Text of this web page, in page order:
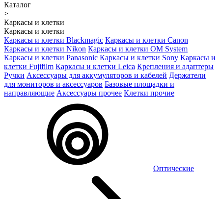
Каталог
>
Каркасы и клетки
Каркасы и клетки
Каркасы и клетки Blackmagic Каркасы и клетки Canon
Каркасы и клетки Nikon Каркасы и клетки OM System
Каркасы и клетки Panasonic Каркасы и клетки Sony Каркасы и
клетки Fujifilm Каркасы и клетки Leica Крепления и адаптеры
Ручки Аксессуары для аккумуляторов и кабелей Держатели
для мониторов и аксессуаров Базовые площадки и
направляющие Аксессуары прочее Клетки прочие
Оптические